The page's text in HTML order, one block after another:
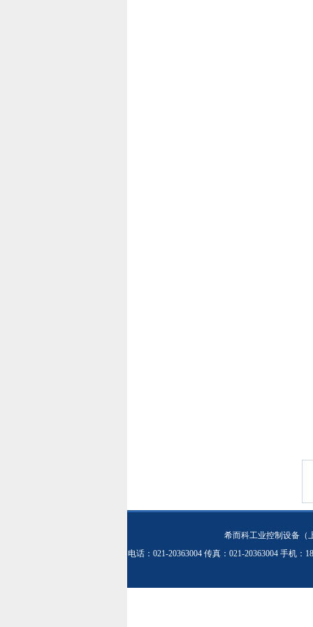
希而科工业控制设备（
电话：021-20363004 传真：021-20363004 手机：